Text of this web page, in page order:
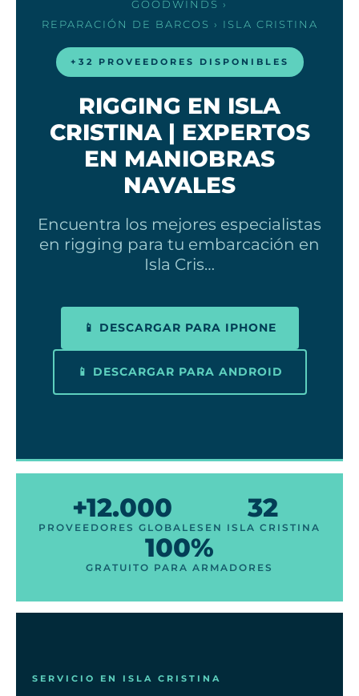
GOODWINDS ›
REPARACIÓN DE BARCOS › ISLA CRISTINA
+32 PROVEEDORES DISPONIBLES
RIGGING EN ISLA
CRISTINA | EXPERTOS
EN MANIOBRAS
NAVALES
Encuentra los mejores especialistas
en rigging para tu embarcación en
Isla Cris…
📱 DESCARGAR PARA IPHONE
📱 DESCARGAR PARA ANDROID
+12.000
PROVEEDORES GLOBALES
32
EN ISLA CRISTINA
100%
GRATUITO PARA ARMADORES
SERVICIO EN ISLA CRISTINA